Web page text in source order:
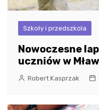
Szkoły i przedszkola
Nowoczesne
uczniów w
Robert Kasprzak